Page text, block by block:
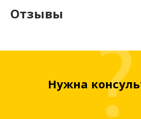
Отзывы
Нужна